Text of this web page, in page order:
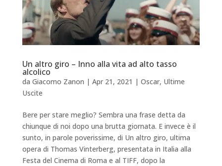
Un altro giro – Inno alla vita ad alto tasso
alcolico
da Giacomo Zanon | Apr 21, 2021 | Oscar, Ultime
Uscite
Bere per stare meglio? Sembra una frase detta da
chiunque di noi dopo una brutta giornata. E invece è il
sunto, in parole poverissime, di Un altro giro, ultima
opera di Thomas Vinterberg, presentata in Italia alla
Festa del Cinema di Roma e al TIFF, dopo la